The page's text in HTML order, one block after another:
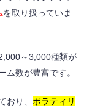
を取り扱っていま
～3,000種類が
ム数が豊富です。
おり、 ボラティリ